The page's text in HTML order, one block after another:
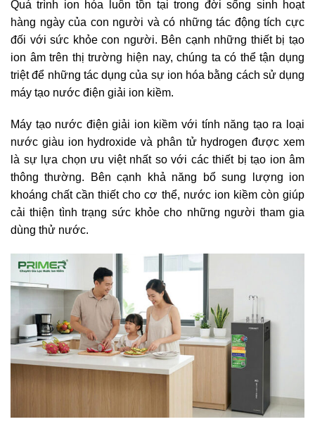
Quá trình ion hóa luôn tồn tại trong đời sống sinh hoạt
hàng ngày của con người và có những tác động tích cực
đối với sức khỏe con người. Bên cạnh những thiết bị tạo
ion âm trên thị trường hiện nay, chúng ta có thể tận dụng
triệt để những tác dụng của sự ion hóa bằng cách sử dụng
máy tạo nước điện giải ion kiềm.
Máy tạo nước điện giải ion kiềm với tính năng tạo ra loại
nước giàu ion hydroxide và phân tử hydrogen được xem
là sự lựa chọn ưu việt nhất so với các thiết bị tạo ion âm
thông thường. Bên cạnh khả năng bổ sung lượng ion
khoáng chất cần thiết cho cơ thể, nước ion kiềm còn giúp
cải thiện tình trạng sức khỏe cho những người tham gia
dùng thử nước.